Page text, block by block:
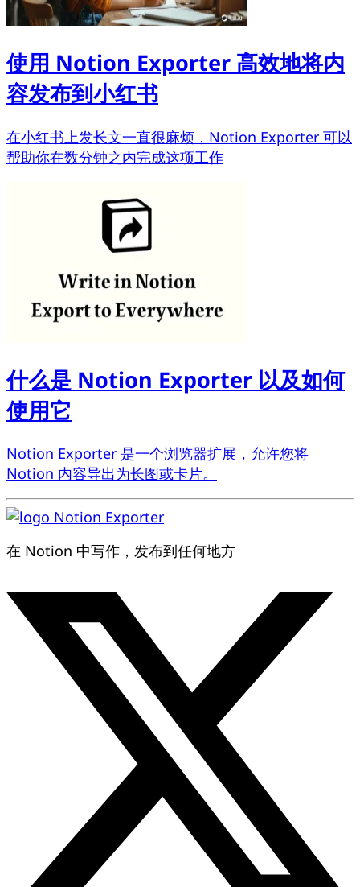
使用 Notion Exporter 高效地将内
容发布到小红书
在小红书上发长文一直很麻烦，Notion Exporter 可以
帮助你在数分钟之内完成这项工作
什么是 Notion Exporter 以及如何
使用它
Notion Exporter 是一个浏览器扩展，允许您将
Notion 内容导出为长图或卡片。
Notion Exporter
在 Notion 中写作，发布到任何地方